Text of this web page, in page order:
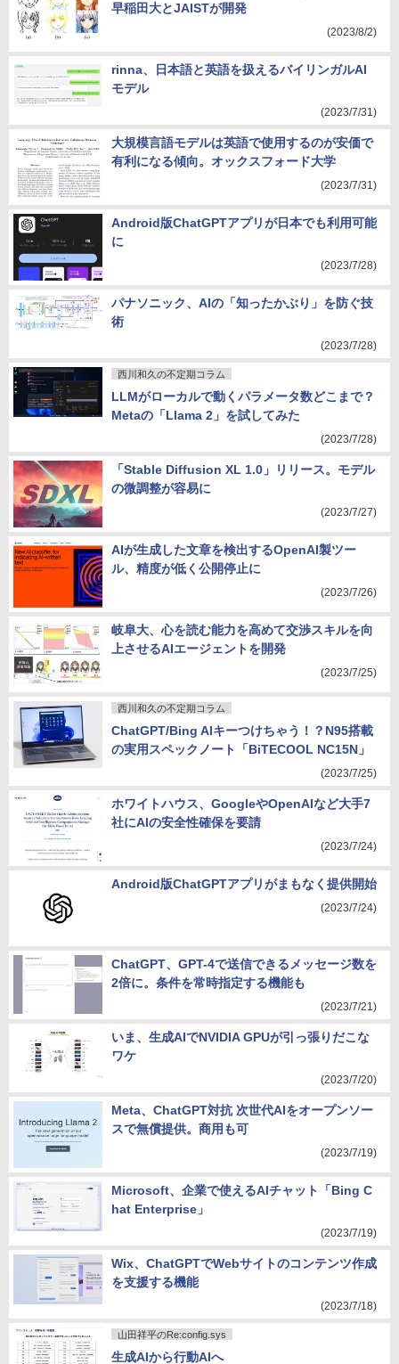
早稲田大とJAISTが開発
(2023/8/2)
rinna、日本語と英語を扱えるバイリンガルAI
モデル
(2023/7/31)
大規模言語モデルは英語で使用するのが安価で
有利になる傾向。オックスフォード大学
(2023/7/31)
Android版ChatGPTアプリが日本でも利用可能
に
(2023/7/28)
パナソニック、AIの「知ったかぶり」を防ぐ技
術
(2023/7/28)
西川和久の不定期コラム
LLMがローカルで動くパラメータ数どこまで？
Metaの「Llama 2」を試してみた
(2023/7/28)
「Stable Diffusion XL 1.0」リリース。モデル
の微調整が容易に
(2023/7/27)
AIが生成した文章を検出するOpenAI製ツー
ル、精度が低く公開停止に
(2023/7/26)
岐阜大、心を読む能力を高めて交渉スキルを向
上させるAIエージェントを開発
(2023/7/25)
西川和久の不定期コラム
ChatGPT/Bing AIキーつけちゃう！？N95搭載
の実用スペックノート「BiTECOOL NC15N」
(2023/7/25)
ホワイトハウス、GoogleやOpenAIなど大手7
社にAIの安全性確保を要請
(2023/7/24)
Android版ChatGPTアプリがまもなく提供開始
(2023/7/24)
ChatGPT、GPT-4で送信できるメッセージ数を
2倍に。条件を常時指定する機能も
(2023/7/21)
いま、生成AIでNVIDIA GPUが引っ張りだこな
ワケ
(2023/7/20)
Meta、ChatGPT対抗 次世代AIをオープンソー
スで無償提供。商用も可
(2023/7/19)
Microsoft、企業で使えるAIチャット「Bing C
hat Enterprise」
(2023/7/19)
Wix、ChatGPTでWebサイトのコンテンツ作成
を支援する機能
(2023/7/18)
山田祥平のRe:config.sys
生成AIから行動AIへ